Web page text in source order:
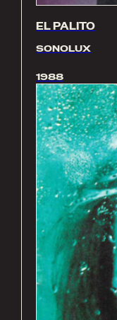
EL PALITO
SONOLUX
1988